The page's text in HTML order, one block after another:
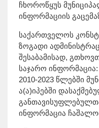
ჩხოროწყუს
ინფორმაციის
საქართველოს
ზოგადი
შესაბამისად,
საჯარო ინფორმაცია:
2010-2023 წლებში
ა(ა)იპებში
ინფორმაცია